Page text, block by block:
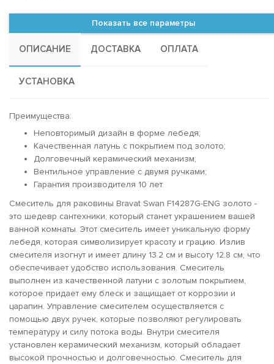
Показать все параметры
ОПИСАНИЕ ДОСТАВКА ОПЛАТА
УСТАНОВКА
Преимущества:
Неповторимый дизайн в форме лебедя;
Качественная латунь с покрытием под золото;
Долговечный керамический механизм;
Вентильное управление с двумя ручками;
Гарантия производителя 10 лет.
Смеситель для раковины Bravat Swan F14287G-ENG золото -
это шедевр сантехники, который станет украшением вашей
ванной комнаты. Этот смеситель имеет уникальную форму
лебедя, которая символизирует красоту и грацию. Излив
смесителя изогнут и имеет длину 13.2 см и высоту 12.8 см, что
обеспечивает удобство использования. Смеситель
выполнен из качественной латуни с золотым покрытием,
которое придает ему блеск и защищает от коррозии и
царапин. Управление смесителем осуществляется с
помощью двух ручек, которые позволяют регулировать
температуру и силу потока воды. Внутри смесителя
установлен керамический механизм, который обладает
высокой прочностью и долговечностью. Смеситель для